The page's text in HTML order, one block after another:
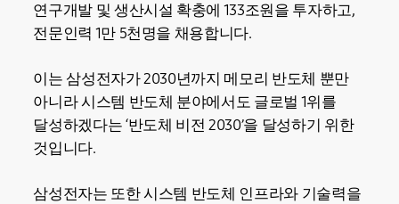
연구개발 및 생산시설 확충에 133조원을 투자하고,
전문인력 1만 5천명을 채용합니다.
이는 삼성전자가 2030년까지 메모리 반도체 뿐만
아니라 시스템 반도체 분야에서도 글로벌 1위를
달성하겠다는 ‘반도체 비전 2030’을 달성하기 위한
것입니다.
삼성전자는 또한 시스템 반도체 인프라와 기술력을